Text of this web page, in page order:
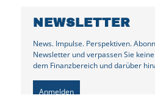
NEWSLETTER
News. Impulse. Perspektiven.
Newsletter und verpassen Sie
dem Finanzbereich und darüber
Anmelden